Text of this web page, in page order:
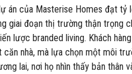
án của Masterise Homes đạt tỷ
giai đoạn thị trường thận trọng
lược branded living. Khách
căn nhà, mà lựa chọn một môi
lai, nơi họ nhìn thấy bản thân